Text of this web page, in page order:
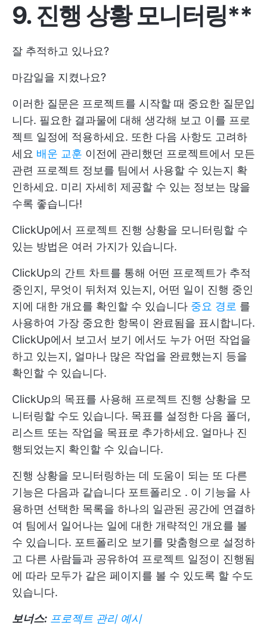
9. 진행 상황 모니터링**
잘 추적하고 있나요?
마감일을 지켰나요?
이러한 질문은 프로젝트를 시작할 때 중요한 질문입
니다. 필요한 결과물에 대해 생각해 보고 이를 프로
젝트 일정에 적용하세요. 또한 다음 사항도 고려하
세요 배운 교훈 이전에 관리했던 프로젝트에서 모든
관련 프로젝트 정보를 팀에서 사용할 수 있는지 확
인하세요. 미리 자세히 제공할 수 있는 정보는 많을
수록 좋습니다!
ClickUp에서 프로젝트 진행 상황을 모니터링할 수
있는 방법은 여러 가지가 있습니다.
ClickUp의 간트 차트를 통해 어떤 프로젝트가 추적
중인지, 무엇이 뒤처져 있는지, 어떤 일이 진행 중인
지에 대한 개요를 확인할 수 있습니다 중요 경로 를
사용하여 가장 중요한 항목이 완료됨을 표시합니다.
ClickUp에서 보고서 보기 에서도 누가 어떤 작업을
하고 있는지, 얼마나 많은 작업을 완료했는지 등을
확인할 수 있습니다.
ClickUp의 목표를 사용해 프로젝트 진행 상황을 모
니터링할 수도 있습니다. 목표를 설정한 다음 폴더,
리스트 또는 작업을 목표로 추가하세요. 얼마나 진
행되었는지 확인할 수 있습니다.
진행 상황을 모니터링하는 데 도움이 되는 또 다른
기능은 다음과 같습니다 포트폴리오 . 이 기능을 사
용하면 선택한 목록을 하나의 일관된 공간에 연결하
여 팀에서 일어나는 일에 대한 개략적인 개요를 볼
수 있습니다. 포트폴리오 보기를 맞춤형으로 설정하
고 다른 사람들과 공유하여 프로젝트 일정이 진행됨
에 따라 모두가 같은 페이지를 볼 수 있도록 할 수도
있습니다.
보너스: 프로젝트 관리 예시